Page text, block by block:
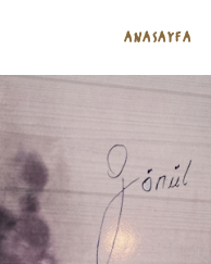
ANASAYFA